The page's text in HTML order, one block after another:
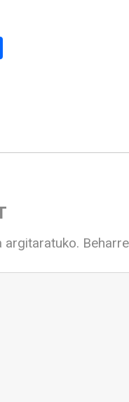
Share
argitaratuko.